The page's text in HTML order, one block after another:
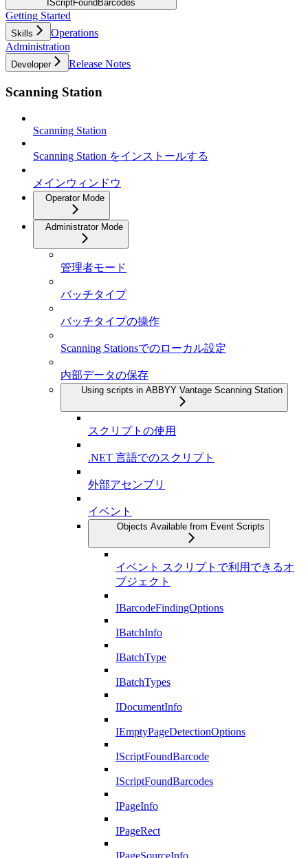
IScriptFoundBarcodes
Getting Started
Skills
Operations
Administration
Developer Release Notes
Scanning Station
Scanning Station
Scanning Station をインストールする
メインウィンドウ
Operator Mode
Administrator Mode
管理者モード
バッチタイプ
バッチタイプの操作
Scanning Stationsでのローカル設定
内部データの保存
Using scripts in ABBYY Vantage Scanning Station
スクリプトの使用
.NET 言語でのスクリプト
外部アセンブリ
イベント
Objects Available from Event Scripts
イベント スクリプトで利用できるオ
ブジェクト
IBarcodeFindingOptions
IBatchInfo
IBatchType
IBatchTypes
IDocumentInfo
IEmptyPageDetectionOptions
IScriptFoundBarcode
IScriptFoundBarcodes
IPageInfo
IPageRect